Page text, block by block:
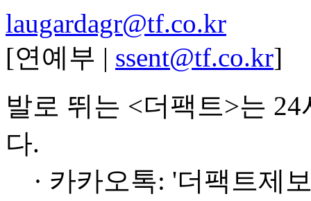
laugardagr@tf.co.kr
[연예부 | ssent@tf.co.kr]
발로 뛰는 <더팩트>는
다.
· 카카오톡: '더팩트제